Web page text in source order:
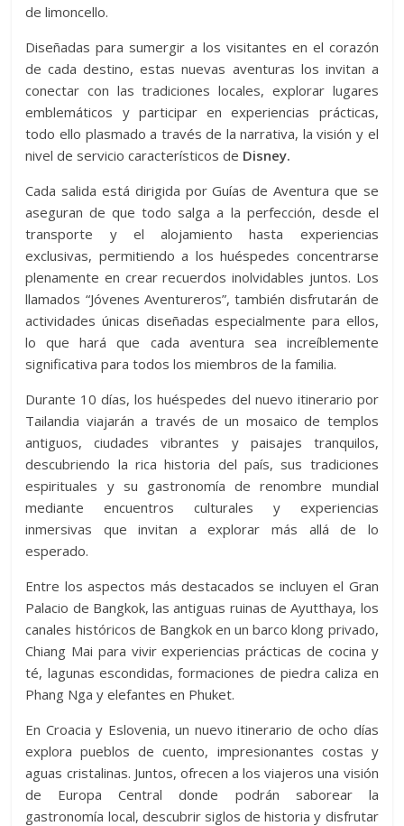
de limoncello.
Diseñadas para sumergir a los visitantes en el corazón
de cada destino, estas nuevas aventuras los invitan a
conectar con las tradiciones locales, explorar lugares
emblemáticos y participar en experiencias prácticas,
todo ello plasmado a través de la narrativa, la visión y el
nivel de servicio característicos de Disney.
Cada salida está dirigida por Guías de Aventura que se
aseguran de que todo salga a la perfección, desde el
transporte y el alojamiento hasta experiencias
exclusivas, permitiendo a los huéspedes concentrarse
plenamente en crear recuerdos inolvidables juntos. Los
llamados “Jóvenes Aventureros”, también disfrutarán de
actividades únicas diseñadas especialmente para ellos,
lo que hará que cada aventura sea increíblemente
significativa para todos los miembros de la familia.
Durante 10 días, los huéspedes del nuevo itinerario por
Tailandia viajarán a través de un mosaico de templos
antiguos, ciudades vibrantes y paisajes tranquilos,
descubriendo la rica historia del país, sus tradiciones
espirituales y su gastronomía de renombre mundial
mediante encuentros culturales y experiencias
inmersivas que invitan a explorar más allá de lo
esperado.
Entre los aspectos más destacados se incluyen el Gran
Palacio de Bangkok, las antiguas ruinas de Ayutthaya, los
canales históricos de Bangkok en un barco klong privado,
Chiang Mai para vivir experiencias prácticas de cocina y
té, lagunas escondidas, formaciones de piedra caliza en
Phang Nga y elefantes en Phuket.
En Croacia y Eslovenia, un nuevo itinerario de ocho días
explora pueblos de cuento, impresionantes costas y
aguas cristalinas. Juntos, ofrecen a los viajeros una visión
de Europa Central donde podrán saborear la
gastronomía local, descubrir siglos de historia y disfrutar